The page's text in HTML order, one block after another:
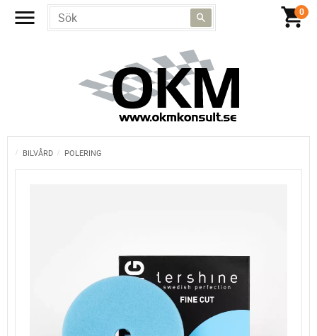
BILVÅRD POLERING